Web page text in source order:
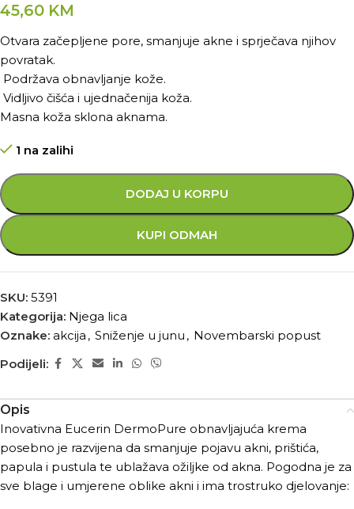
45,60 KM
Otvara začepljene pore, smanjuje akne i sprječava njihov
povratak.
Podržava obnavljanje kože.
Vidljivo čišća i ujednačenija koža.
Masna koža sklona aknama.
1 na zalihi
DODAJ U KORPU
KUPI ODMAH
SKU: 5391
Kategorija: Njega lica
Oznake: akcija , Sniženje u junu , Novembarski popust
Podijeli:
Opis
Inovativna Eucerin DermoPure obnavljajuća krema
posebno je razvijena da smanjuje pojavu akni, prištića,
papula i pustula te ublažava ožiljke od akna. Pogodna je za
sve blage i umjerene oblike akni i ima trostruko djelovanje: